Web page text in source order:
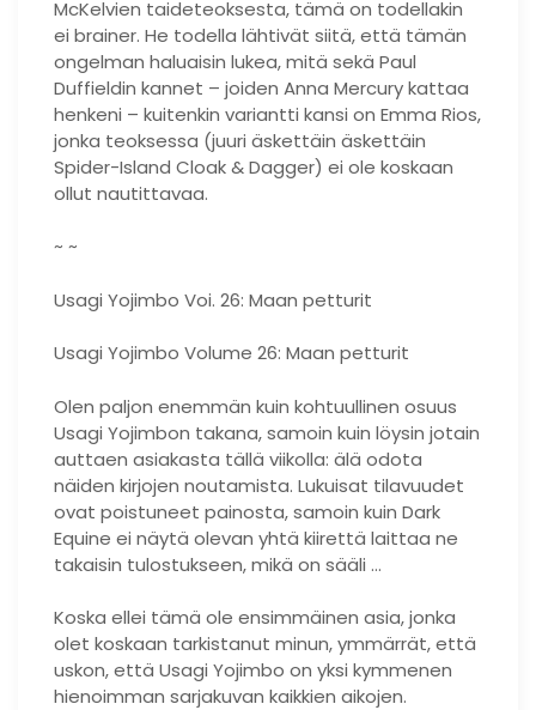
McKelvien taideteoksesta, tämä on todellakin
ei brainer. He todella lähtivät siitä, että tämän
ongelman haluaisin lukea, mitä sekä Paul
Duffieldin kannet – joiden Anna Mercury kattaa
henkeni – kuitenkin variantti kansi on Emma Rios,
jonka teoksessa (juuri äskettäin äskettäin
Spider-Island Cloak & Dagger) ei ole koskaan
ollut nautittavaa.
~ ~
Usagi Yojimbo Voi. 26: Maan petturit
Usagi Yojimbo Volume 26: Maan petturit
Olen paljon enemmän kuin kohtuullinen osuus
Usagi Yojimbon takana, samoin kuin löysin jotain
auttaen asiakasta tällä viikolla: älä odota
näiden kirjojen noutamista. Lukuisat tilavuudet
ovat poistuneet painosta, samoin kuin Dark
Equine ei näytä olevan yhtä kiirettä laittaa ne
takaisin tulostukseen, mikä on sääli …
Koska ellei tämä ole ensimmäinen asia, jonka
olet koskaan tarkistanut minun, ymmärrät, että
uskon, että Usagi Yojimbo on yksi kymmenen
hienoimman sarjakuvan kaikkien aikojen.